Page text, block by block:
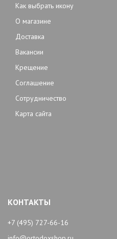
Как выбрать икону
О магазине
Доставка
Вакансии
Крещение
Соглашение
Сотрудничество
Карта сайта
КОНТАКТЫ
+7 (495) 727-66-16